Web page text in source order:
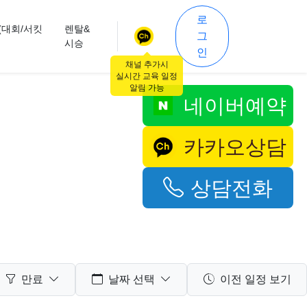
회/서킷
렌탈&
시승
로
그
인
네이버예약
카카오상담
상담전화
만료 날짜 선택 이전 일정 보기
채널 추가시
실시간 교육 일정
알림 가능